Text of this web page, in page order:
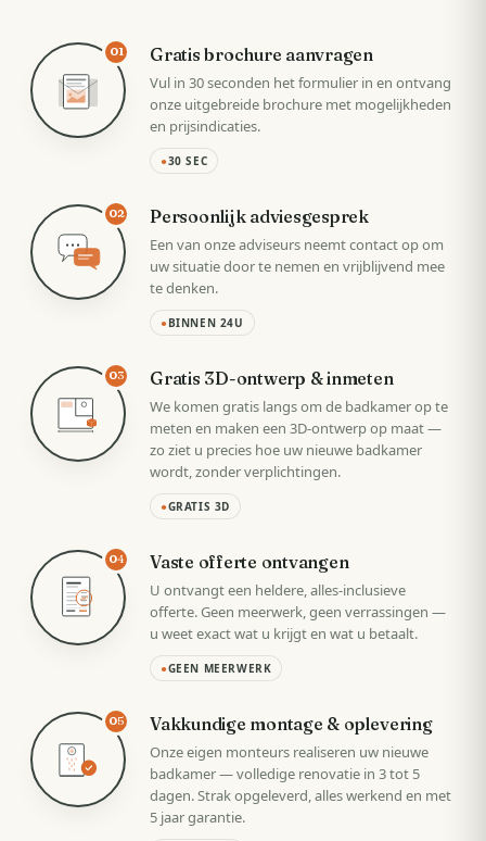
01 Gratis brochure aanvragen
Vul in 30 seconden het formulier in en ontvang
onze uitgebreide brochure met mogelijkheden
en prijsindicaties.
●30 SEC
02 Persoonlijk adviesgesprek
Een van onze adviseurs neemt contact op om
uw situatie door te nemen en vrijblijvend mee
te denken.
● BINNEN 24U
03 Gratis 3D-ontwerp & inmeten
We komen gratis langs om de badkamer op te
meten en maken een 3D-ontwerp op maat —
zo ziet u precies hoe uw nieuwe badkamer
wordt, zonder verplichtingen.
●GRATIS 3D
VAST
04 Vaste offerte ontvangen
U ontvangt een heldere, alles-inclusieve
offerte. Geen meerwerk, geen verrassingen —
u weet exact wat u krijgt en wat u betaalt.
●GEEN MEERWERK
05 Vakkundige montage & oplevering
Onze eigen monteurs realiseren uw nieuwe
badkamer — volledige renovatie in 3 tot 5
dagen. Strak opgeleverd, alles werkend en met
5 jaar garantie.